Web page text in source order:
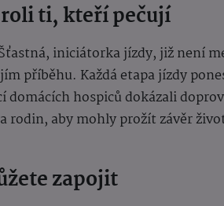
ti, kteří pečují
iniciátorka jízdy, již není
příběhu. Každá etapa jízdy
domácích hospiců dokázali
rodin, aby mohly prožít závěr
zapojit